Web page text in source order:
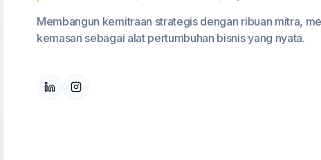
Membangun kemitraan strategis dengan ribuan mitra,
kemasan sebagai alat pertumbuhan bisnis yang nyata.